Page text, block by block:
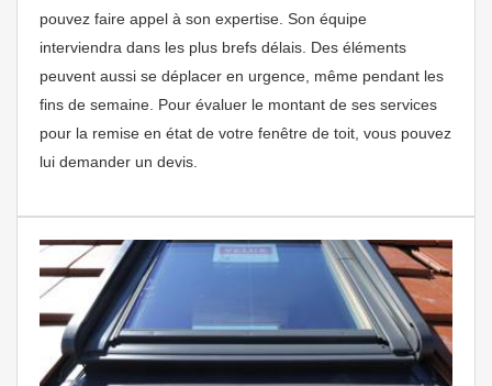
pouvez faire appel à son expertise. Son équipe
interviendra dans les plus brefs délais. Des éléments
peuvent aussi se déplacer en urgence, même pendant les
fins de semaine. Pour évaluer le montant de ses services
pour la remise en état de votre fenêtre de toit, vous pouvez
lui demander un devis.